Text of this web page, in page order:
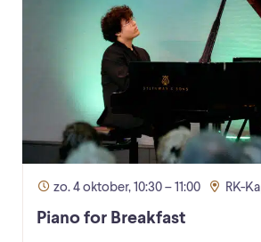
zo. 4 oktober, 10:30 – 11:00 RK-
Piano for Breakfast